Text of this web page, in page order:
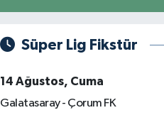
Süper Lig Fikstür
14 Ağustos, Cuma
Galatasaray - Çorum FK